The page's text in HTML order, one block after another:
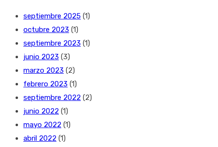
septiembre 2025 (1)
octubre 2023 (1)
septiembre 2023 (1)
junio 2023 (3)
marzo 2023 (2)
febrero 2023 (1)
septiembre 2022 (2)
junio 2022 (1)
mayo 2022 (1)
abril 2022 (1)